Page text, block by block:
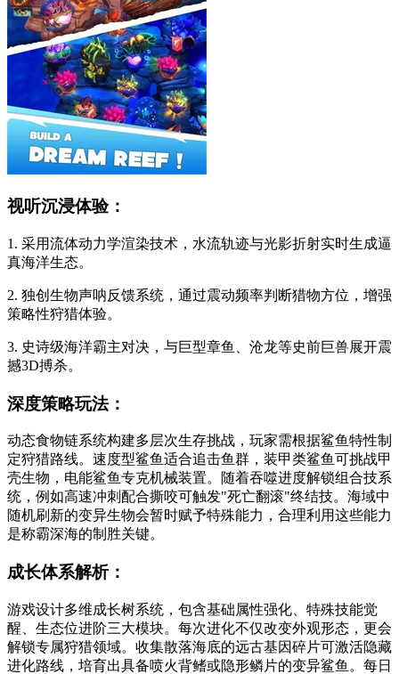
视听沉浸体验：
1. 采用流体动力学渲染技术，水流轨迹与光影折射实时生成逼
真海洋生态。
2. 独创生物声呐反馈系统，通过震动频率判断猎物方位，增强
策略性狩猎体验。
3. 史诗级海洋霸主对决，与巨型章鱼、沧龙等史前巨兽展开震
撼3D搏杀。
深度策略玩法：
动态食物链系统构建多层次生存挑战，玩家需根据鲨鱼特性制
定狩猎路线。速度型鲨鱼适合追击鱼群，装甲类鲨鱼可挑战甲
壳生物，电能鲨鱼专克机械装置。随着吞噬进度解锁组合技系
统，例如高速冲刺配合撕咬可触发"死亡翻滚"终结技。海域中
随机刷新的变异生物会暂时赋予特殊能力，合理利用这些能力
是称霸深海的制胜关键。
成长体系解析：
游戏设计多维成长树系统，包含基础属性强化、特殊技能觉
醒、生态位进阶三大模块。每次进化不仅改变外观形态，更会
解锁专属狩猎领域。收集散落海底的远古基因碎片可激活隐藏
进化路线，培育出具备喷火背鳍或隐形鳞片的变异鲨鱼。每日